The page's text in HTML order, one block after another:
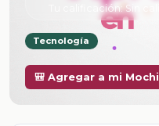
Tu calificación:Sin
Tecnología
🎒 Agregar a mi